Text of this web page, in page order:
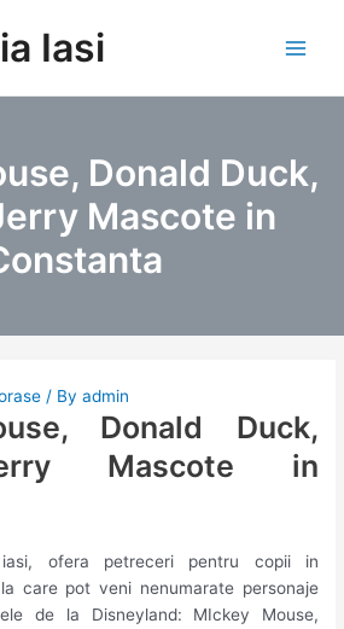
Iasi
Donald Duck,
Mascote in
/ Byadmin
Donald Duck,
Mascote in
ofera petreceri pentru copii in
care pot veni nenumarate personaje
de la Disneyland: MIckey Mouse,